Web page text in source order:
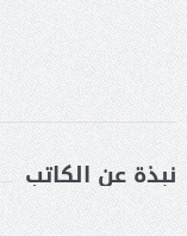
نبذة عن الكاتب